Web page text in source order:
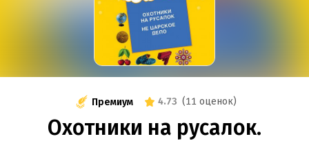
Премиум 4.73 (11 оценок)
Охотники на русалок.